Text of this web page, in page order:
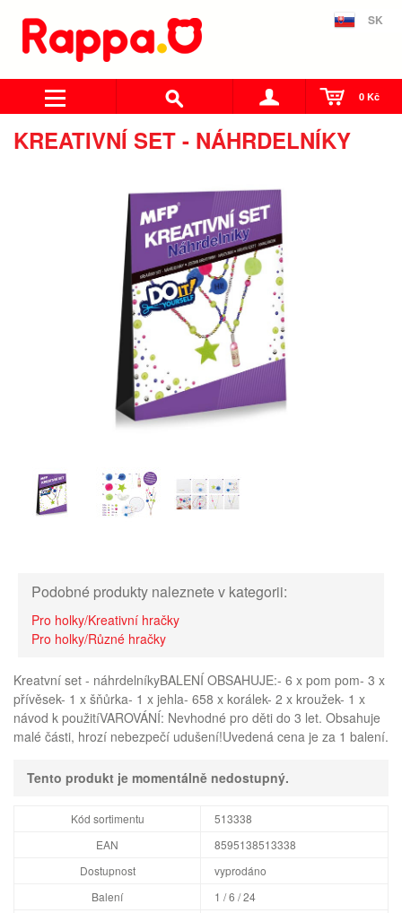
SK
0 Kč
KREATIVNÍ SET - NÁHRDELNÍKY
Podobné produkty naleznete v kategorii:
Pro holky/Kreativní hračky
Pro holky/Různé hračky
Kreatvní set - náhrdelníkyBALENÍ OBSAHUJE:- 6 x pom pom- 3 x
přívěsek- 1 x šňůrka- 1 x jehla- 658 x korálek- 2 x kroužek- 1 x
návod k použitíVAROVÁNÍ: Nevhodné pro děti do 3 let. Obsahuje
malé části, hrozí nebezpečí udušení!Uvedená cena je za 1 balení.
Tento produkt je momentálně nedostupný.
Kód sortimentu
513338
EAN
8595138513338
Dostupnost
vyprodáno
Balení
1 / 6 / 24